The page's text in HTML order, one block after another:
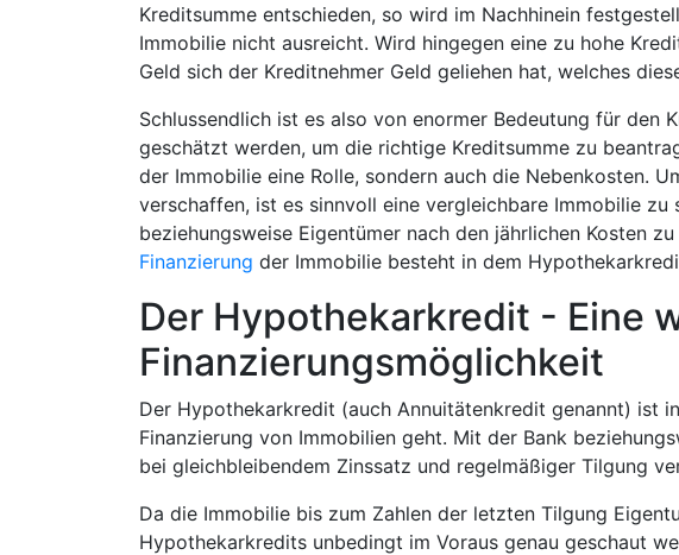
Kreditsumme entschieden, so wird im Nachhinein
Immobilie nicht ausreicht. Wird hingegen eine zu hohe
Geld sich der Kreditnehmer Geld geliehen hat, welches
Schlussendlich ist es also von enormer Bedeutung für den
geschätzt werden, um die richtige Kreditsumme zu
der Immobilie eine Rolle, sondern auch die Nebenkosten.
verschaffen, ist es sinnvoll eine vergleichbare Immobilie zu
beziehungsweise Eigentümer nach den jährlichen Kosten
Finanzierung der Immobilie besteht in dem
Der Hypothekarkredit - Eine
Finanzierungsmöglichkeit
Der Hypothekarkredit (auch Annuitätenkredit genannt) ist
Finanzierung von Immobilien geht. Mit der Bank
bei gleichbleibendem Zinssatz und regelmäßiger Tilgung
Da die Immobilie bis zum Zahlen der letzten Tilgung
Hypothekarkredits unbedingt im Voraus genau geschaut